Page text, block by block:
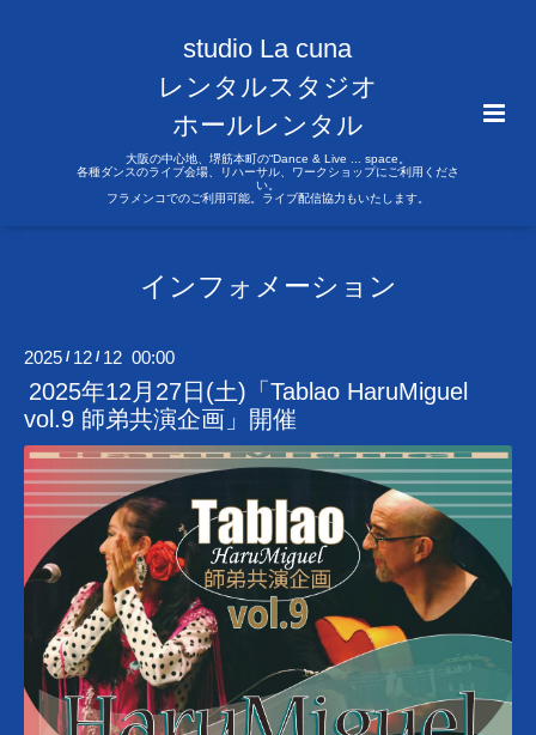
studio La cuna
レンタルスタジオ
ホールレンタル
大阪の中心地、堺筋本町の“Dance & Live ... space。
各種ダンスのライブ会場、リハーサル、ワークショップにご利用くださ
い。
フラメンコでのご利用可能。ライブ配信協力もいたします。
インフォメーション
2025 / 12 / 12 00:00
2025年12月27日(土)「Tablao HaruMiguel
vol.9 師弟共演企画」開催